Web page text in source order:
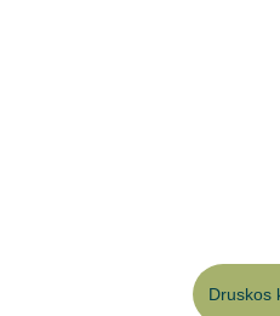
Druskos